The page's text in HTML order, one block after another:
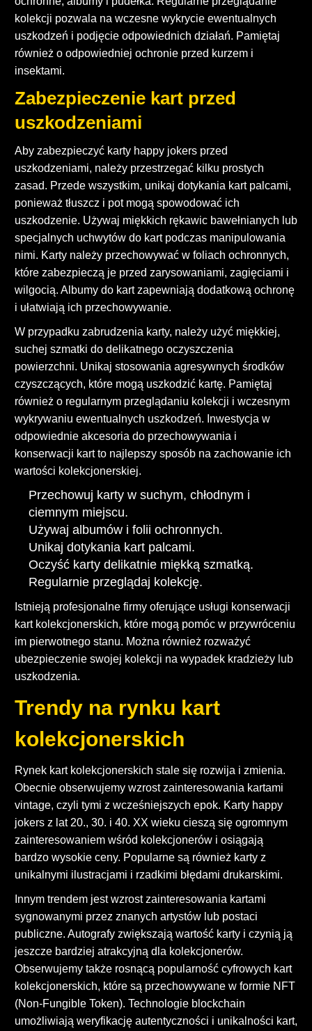
kolekcji pozwala na wczesne wykrycie ewentualnych
uszkodzeń i podjęcie odpowiednich działań. Pamiętaj
również o odpowiedniej ochronie przed kurzem i
insektami.
Zabezpieczenie kart przed
uszkodzeniami
Aby zabezpieczyć karty happy jokers przed
uszkodzeniami, należy przestrzegać kilku prostych
zasad. Przede wszystkim, unikaj dotykania kart palcami,
ponieważ tłuszcz i pot mogą spowodować ich
uszkodzenie. Używaj miękkich rękawic bawełnianych lub
specjalnych uchwytów do kart podczas manipulowania
nimi. Karty należy przechowywać w foliach ochronnych,
które zabezpieczą je przed zarysowaniami, zagięciami i
wilgocią. Albumy do kart zapewniają dodatkową ochronę
i ułatwiają ich przechowywanie.
W przypadku zabrudzenia karty, należy użyć miękkiej,
suchej szmatki do delikatnego oczyszczenia
powierzchni. Unikaj stosowania agresywnych środków
czyszczących, które mogą uszkodzić kartę. Pamiętaj
również o regularnym przeglądaniu kolekcji i wczesnym
wykrywaniu ewentualnych uszkodzeń. Inwestycja w
odpowiednie akcesoria do przechowywania i
konserwacji kart to najlepszy sposób na zachowanie ich
wartości kolekcjonerskiej.
Przechowuj karty w suchym, chłodnym i
ciemnym miejscu.
Używaj albumów i folii ochronnych.
Unikaj dotykania kart palcami.
Oczyść karty delikatnie miękką szmatką.
Regularnie przeglądaj kolekcję.
Istnieją profesjonalne firmy oferujące usługi konserwacji
kart kolekcjonerskich, które mogą pomóc w przywróceniu
im pierwotnego stanu. Można również rozważyć
ubezpieczenie swojej kolekcji na wypadek kradzieży lub
uszkodzenia.
Trendy na rynku kart
kolekcjonerskich
Rynek kart kolekcjonerskich stale się rozwija i zmienia.
Obecnie obserwujemy wzrost zainteresowania kartami
vintage, czyli tymi z wcześniejszych epok. Karty happy
jokers z lat 20., 30. i 40. XX wieku cieszą się ogromnym
zainteresowaniem wśród kolekcjonerów i osiągają
bardzo wysokie ceny. Popularne są również karty z
unikalnymi ilustracjami i rzadkimi błędami drukarskimi.
Innym trendem jest wzrost zainteresowania kartami
sygnowanymi przez znanych artystów lub postaci
publiczne. Autografy zwiększają wartość karty i czynią ją
jeszcze bardziej atrakcyjną dla kolekcjonerów.
Obserwujemy także rosnącą popularność cyfrowych kart
kolekcjonerskich, które są przechowywane w formie NFT
(Non-Fungible Token). Technologie blockchain
umożliwiają weryfikację autentyczności i unikalności kart,